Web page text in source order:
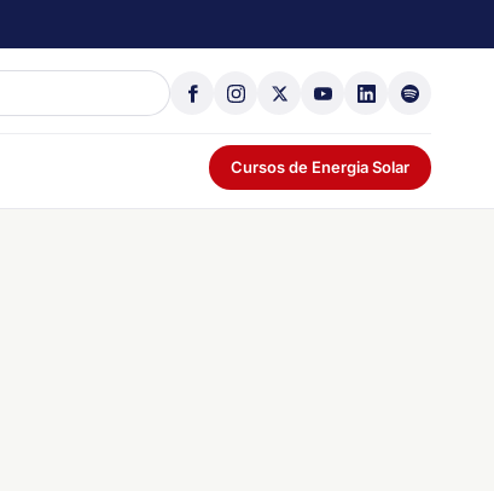
Cursos de Energia Solar